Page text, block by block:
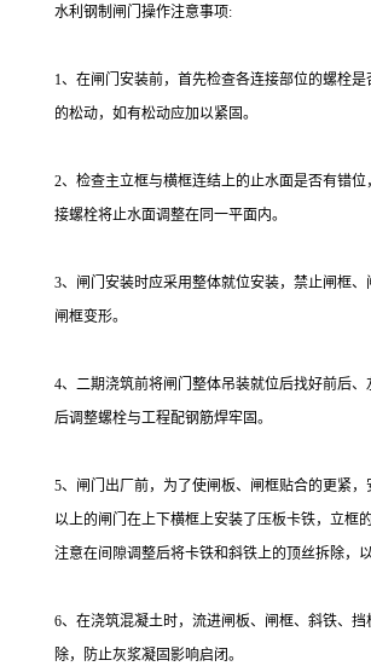
水利钢制闸门操作注意事项:
1、在闸门安装前，首先检查各连接部位的螺栓
的松动，如有松动应加以紧固。
2、检查主立框与横框连结上的止水面是否有错
接螺栓将止水面调整在同一平面内。
3、闸门安装时应采用整体就位安装，禁止闸框
闸框变形。
4、二期浇筑前将闸门整体吊装就位后找好前后
后调整螺栓与工程配钢筋焊牢固。
5、闸门出厂前，为了使闸板、闸框贴合的更紧
以上的闸门在上下横框上安装了压板卡铁，立框
注意在间隙调整后将卡铁和斜铁上的顶丝拆除，
6、在浇筑混凝土时，流进闸板、闸框、斜铁、
除，防止灰浆凝固影响启闭。